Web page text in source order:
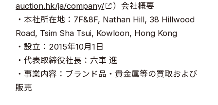
auction.hk/ja/company/
）会社概要
・本社所在地：7F&8F, Nathan Hill, 38 Hillwood
Road, Tsim Sha Tsui, Kowloon, Hong Kong
・設立：2015年10月1日
・代表取締役社長：六車 進
・事業内容：ブランド品・貴金属等の買取および
販売